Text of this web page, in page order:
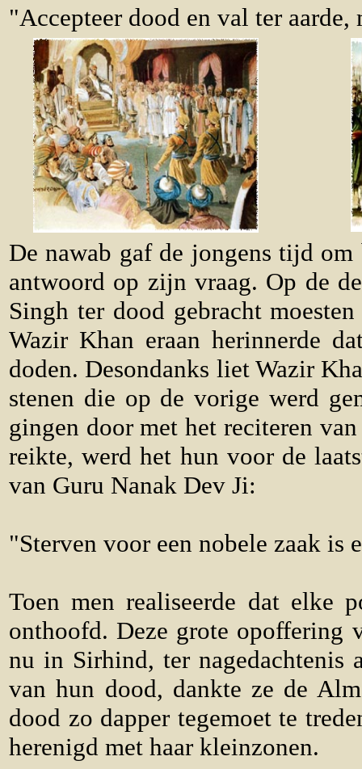
"Accepteer dood en val ter
De nawab gaf de jongens tijd
antwoord op zijn vraag. Op de
Singh ter dood gebracht
Wazir Khan eraan herinnerde
doden. Desondanks liet Wazir
stenen die op de vorige werd
gingen door met het reciteren
reikte, werd het hun voor de
van Guru Nanak Dev Ji:
"Sterven voor een nobele zaak is
Toen men realiseerde dat elke
onthoofd. Deze grote opoffering
nu in Sirhind, ter nagedachtenis
van hun dood, dankte ze de
dood zo dapper tegemoet te
herenigd met haar kleinzonen.